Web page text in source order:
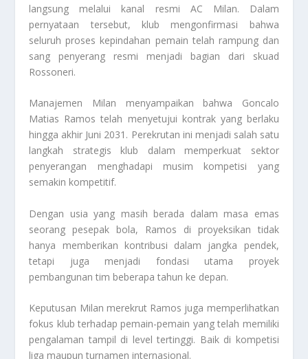
langsung melalui kanal resmi AC Milan. Dalam
pernyataan tersebut, klub mengonfirmasi bahwa
seluruh proses kepindahan pemain telah rampung dan
sang penyerang resmi menjadi bagian dari skuad
Rossoneri.
Manajemen Milan menyampaikan bahwa Goncalo
Matias Ramos telah menyetujui kontrak yang berlaku
hingga akhir Juni 2031. Perekrutan ini menjadi salah satu
langkah strategis klub dalam memperkuat sektor
penyerangan menghadapi musim kompetisi yang
semakin kompetitif.
Dengan usia yang masih berada dalam masa emas
seorang pesepak bola, Ramos di proyeksikan tidak
hanya memberikan kontribusi dalam jangka pendek,
tetapi juga menjadi fondasi utama proyek
pembangunan tim beberapa tahun ke depan.
Keputusan Milan merekrut Ramos juga memperlihatkan
fokus klub terhadap pemain-pemain yang telah memiliki
pengalaman tampil di level tertinggi. Baik di kompetisi
liga maupun turnamen internasional.